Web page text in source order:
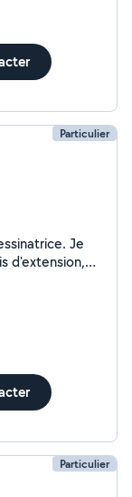
Particulier
Je
d'extension,
Particulier